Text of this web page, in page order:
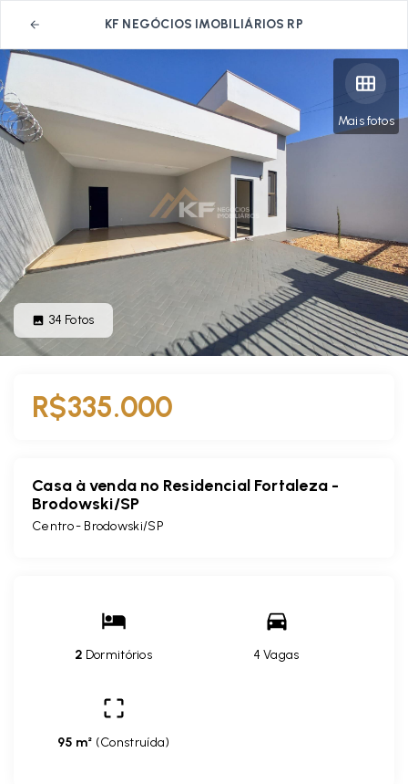
KF NEGÓCIOS IMOBILIÁRIOS RP
Mais fotos
34 Fotos
R$335.000
Casa à venda no Residencial Fortaleza -
Brodowski/SP
Centro - Brodowski/SP
2 Dormitórios 4 Vagas
95 m² (Construída)